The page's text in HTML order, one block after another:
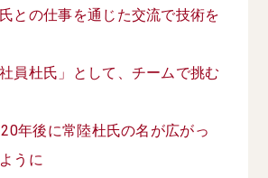
との仕事を通じた交流で技術を
社員杜氏」として、チームで挑む
年後に常陸杜氏の名が広がっ
うに